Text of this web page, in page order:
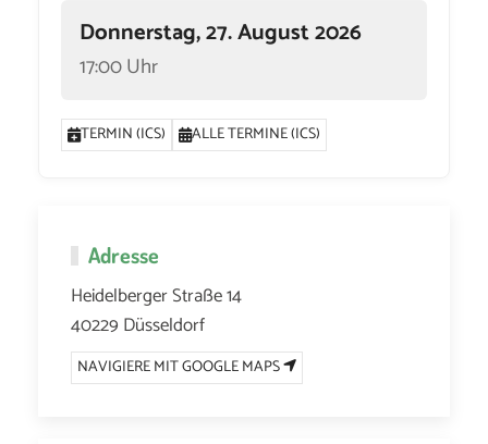
Donnerstag, 27. August 2026
17:00 Uhr
TERMIN (ICS) ALLE TERMINE (ICS)
Adresse
Heidelberger Straße 14
40229 Düsseldorf
NAVIGIERE MIT GOOGLE MAPS